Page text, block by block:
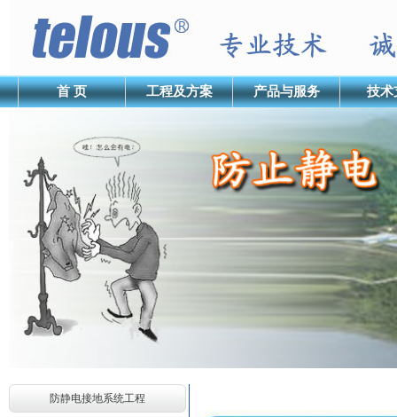
首 页 工程及方案 产品与服务 技术
防静电接地系统工程